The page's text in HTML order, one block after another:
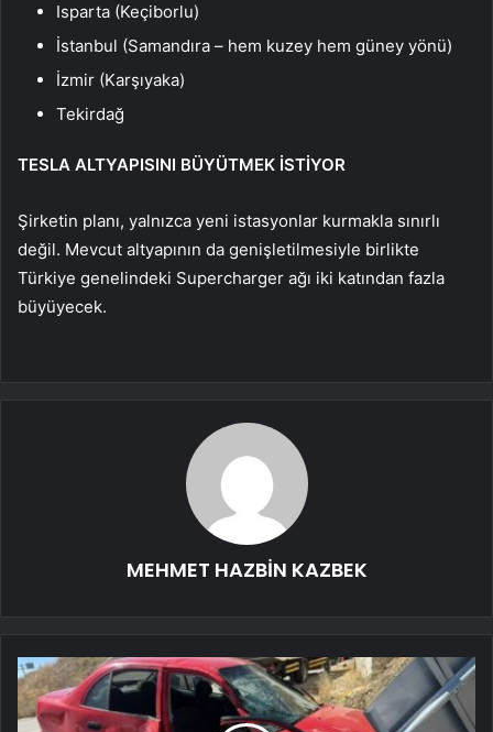
Isparta (Keçiborlu)
İstanbul (Samandıra – hem kuzey hem güney yönü)
İzmir (Karşıyaka)
Tekirdağ
TESLA ALTYAPISINI BÜYÜTMEK İSTİYOR
Şirketin planı, yalnızca yeni istasyonlar kurmakla sınırlı
değil. Mevcut altyapının da genişletilmesiyle birlikte
Türkiye genelindeki Supercharger ağı iki katından fazla
büyüyecek.
MEHMET HAZBİN KAZBEK